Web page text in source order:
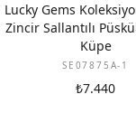
Lucky Gems
Zincir Sallantılı
Küpe
SE07875A-1
₺7.440